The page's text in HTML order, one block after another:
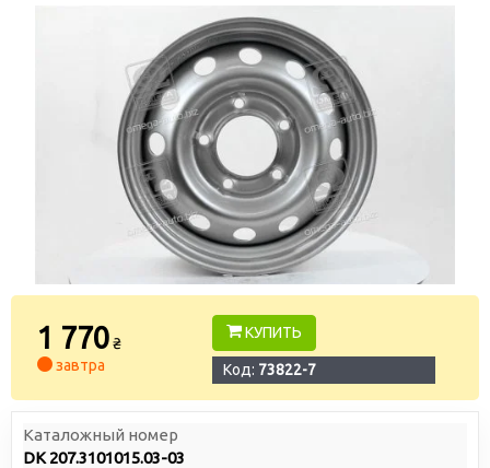
1 770₴
завтра
КУПИТЬ
Код: 73822-7
Каталожный номер
DK 207.3101015.03-03